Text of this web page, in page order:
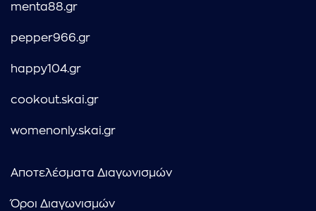
menta88.gr
pepper966.gr
happy104.gr
cookout.skai.gr
womenonly.skai.gr
Αποτελέσματα Διαγωνισμών
Όροι Διαγωνισμών